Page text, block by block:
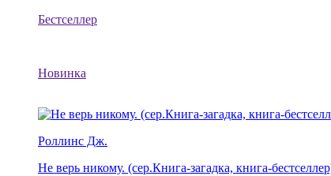
Бестселлер
Новинка
Роллинс Дж.
Не верь никому. (сер.Книга-загадка, книга-